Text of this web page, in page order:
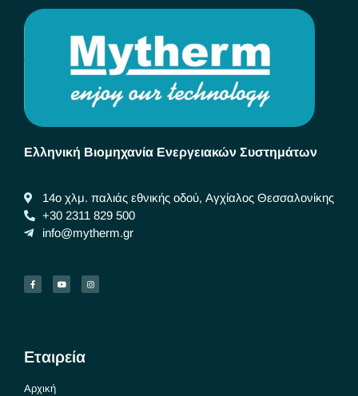
Ελληνική Βιομηχανία Ενεργειακών Συστημάτων
14ο χλμ. παλιάς εθνικής οδού, Αγχίαλος Θεσσαλονίκης
+30 2311 829 500
info@mytherm.gr
Εταιρεία
Αρχική